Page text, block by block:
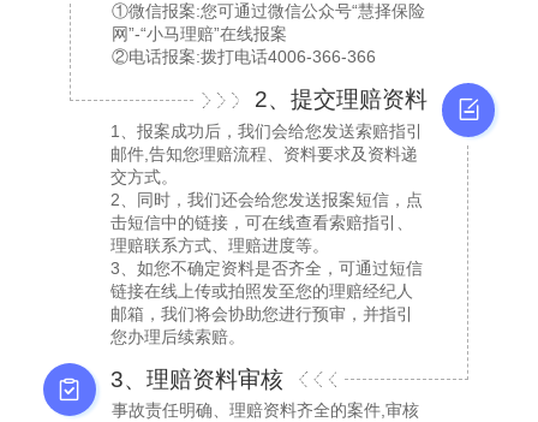
①微信报案:您可通过微信公众号“慧择保险
网”-“小马理赔”在线报案
②电话报案:拨打电话4006-366-366
2、提交理赔资料
1、报案成功后，我们会给您发送索赔指引
邮件,告知您理赔流程、资料要求及资料递
交方式。
2、同时，我们还会给您发送报案短信，点
击短信中的链接，可在线查看索赔指引、
理赔联系方式、理赔进度等。
3、如您不确定资料是否齐全，可通过短信
链接在线上传或拍照发至您的理赔经纪人
邮箱，我们将会协助您进行预审，并指引
您办理后续索赔。
3、理赔资料审核
事故责任明确、理赔资料齐全的案件,审核